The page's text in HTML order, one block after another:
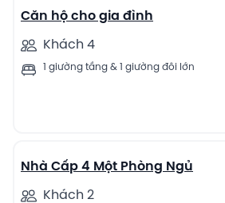
Căn hộ cho gia đình
Khách 4
1 giường tầng & 1 giường đôi lớn
Nhà Cấp 4 Một Phòng Ngủ
Khách 2